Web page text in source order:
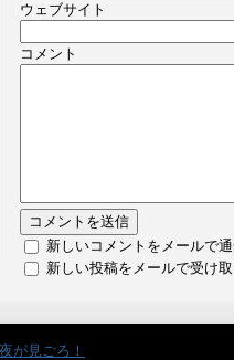
ウェブサイト
コメント
新しいコメントをメールで
新しい投稿をメールで受け
が見ごろ！